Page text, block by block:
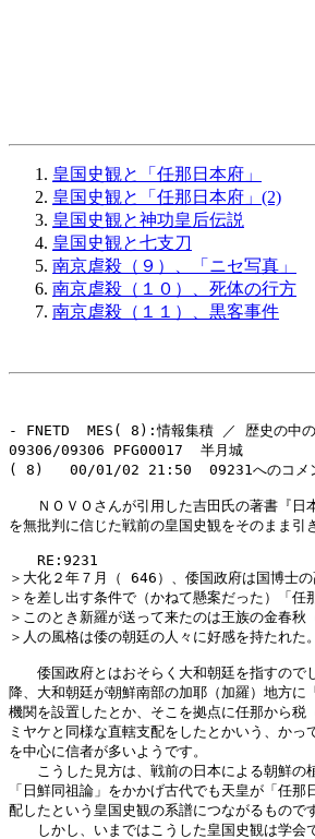
皇国史観と「任那日本府」
皇国史観と「任那日本府」(2)
皇国史観と神功皇后伝説
皇国史観と七支刀
南京虐殺（９）、「ニセ写真」
南京虐殺（１０）、死体の行方
南京虐殺（１１）、黒客事件
- FNETD  MES( 8):情報集積 ／ 歴史の中
09306/09306 PFG00017  半月城
( 8)   00/01/02 21:50  09231へのコメ
ＮＯＶＯさんが引用した吉田氏の著書『日
を無批判に信じた戦前の皇国史観をそのまま引
RE:9231
＞大化２年７月（ 646）、倭国政府は国博士の
＞を差し出す条件で（かねて懸案だった）「任
＞このとき新羅が送って来たのは王族の金春
＞人の風格は倭の朝廷の人々に好感を持たれた。
倭国政府とはおそらく大和朝廷を指すので
降、大和朝廷が朝鮮南部の加耶（加羅）地方に
機関を設置したとか、そこを拠点に任那から税
ミヤケと同様な直轄支配をしたとかいう、かっ
を中心に信者が多いようです。
こうした見方は、戦前の日本による朝鮮の植
「日鮮同祖論」をかかげ古代でも天皇が「任
配したという皇国史観の系譜につながるもので
しかし、いまではこうした皇国史観は学会